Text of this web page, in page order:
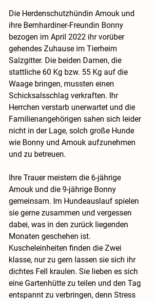
Die Herdenschutzhündin Amouk und
ihre Bernhardiner-Freundin Bonny
bezogen im April 2022 ihr vorüber
gehendes Zuhause im Tierheim
Salzgitter. Die beiden Damen, die
stattliche 60 Kg bzw. 55 Kg auf die
Waage bringen, mussten einen
Schicksalsschlag verkraften. Ihr
Herrchen verstarb unerwartet und die
Familienangehörigen sahen sich leider
nicht in der Lage, solch große Hunde
wie Bonny und Amouk aufzunehmen
und zu betreuen.
Ihre Trauer meistern die 6-jährige
Amouk und die 9-jährige Bonny
gemeinsam. Im Hundeauslauf spielen
sie gerne zusammen und vergessen
dabei, was in den zurück liegenden
Monaten geschehen ist.
Kuscheleinheiten finden die Zwei
klasse, nur zu gern lassen sie sich ihr
dichtes Fell kraulen. Sie lieben es sich
eine Gartenhütte zu teilen und den Tag
entspannt zu verbringen, denn Stress